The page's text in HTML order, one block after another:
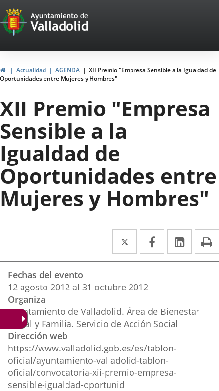
Portal
Web
del
Ayuntamiento
de
Valladolid
InicioActualidad AGENDA
XII Premio "Empresa Sensible a la Igualdad de
Oportunidades entre Mujeres y Hombres"
XII Premio "Empresa
Sensible a la
Igualdad de
Oportunidades entre
Mujeres y Hombres"
Twitter
Enlace
a
aplicación
externa.
Facebook
Enlace
a
externa.
Enlace
a
del
evento
Fechas del evento
12 agosto 2012 al 31 octubre 2012
Organiza
Ayuntamiento de Valladolid. Área de Bienestar
Social y Familia. Servicio de Acción Social
Dirección web
https://www.valladolid.gob.es/es/tablon-
oficial/ayuntamiento-valladolid-tablon-
oficial/convocatoria-xii-premio-empresa-
sensible-igualdad-oportunid